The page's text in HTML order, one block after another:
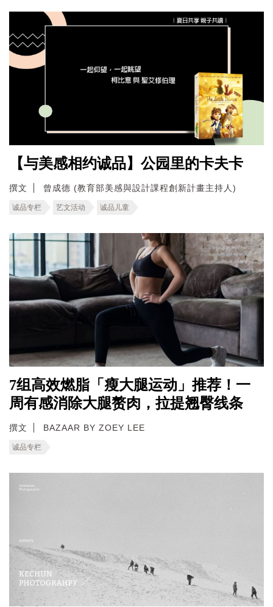
【与美感相约诚品】公园里的卡夫卡
撰文 曾成德 (教育部美感與設計課程創新計畫主持人)
诚品专栏 艺文活动 诚品儿童
7组高效燃脂「瘦大腿运动」推荐！一
周有感消除大腿赘肉，拉提翘臀线条
撰文 BAZAAR BY ZOEY LEE
诚品专栏